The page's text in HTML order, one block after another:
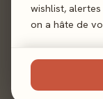
wishlist,
on a hâte de
conséquence,
informations
3.
Les utilisateurs
apparaissant sur